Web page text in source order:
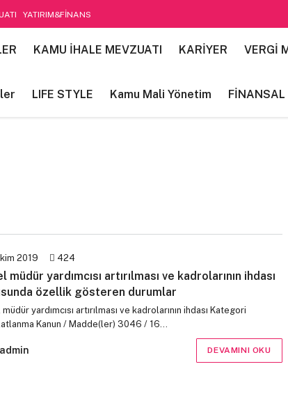
YATIRIM&FİNANS
KAMU İHALE MEVZUATI KARİYER VERGİ
LIFE STYLE Kamu Mali Yönetim FİNANSAL
2019 424
müdür yardımcısı artırılması ve kadrolarının ihdası
özellik gösteren durumlar
yardımcısı artırılması ve kadrolarının ihdası Kategori
Kanun / Madde(ler) 3046 / 16…
admin DEVAMINI OKU